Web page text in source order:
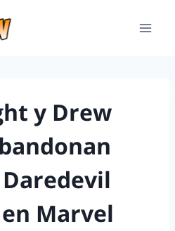
y Drew
Marvel